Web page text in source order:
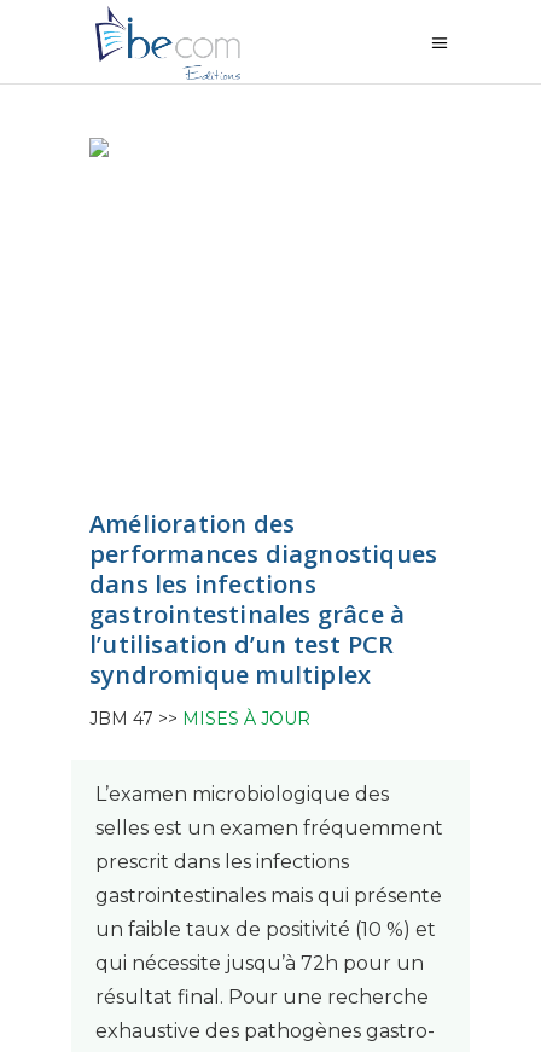
Amélioration des
performances diagnostiques
dans les infections
gastrointestinales grâce à
l’utilisation d’un test PCR
syndromique multiplex
JBM 47 >> MISES À JOUR
L’examen microbiologique des
selles est un examen fréquemment
prescrit dans les infections
gastrointestinales mais qui présente
un faible taux de positivité (10 %) et
qui nécessite jusqu’à 72h pour un
résultat final. Pour une recherche
exhaustive des pathogènes gastro-